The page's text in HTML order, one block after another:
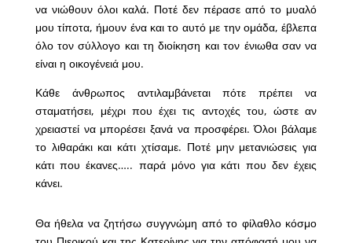
να νιώθουν όλοι καλά. Ποτέ δεν πέρασε από το μυαλό
μου τίποτα, ήμουν ένα και το αυτό με την ομάδα, έβλεπα
όλο τον σύλλογο και τη διοίκηση και τον ένιωθα σαν να
είναι η οικογένειά μου.
Κάθε άνθρωπος αντιλαμβάνεται πότε πρέπει να
σταματήσει, μέχρι που έχει τις αντοχές του, ώστε αν
χρειαστεί να μπορέσει ξανά να προσφέρει. Όλοι βάλαμε
το λιθαράκι και κάτι χτίσαμε. Ποτέ μην μετανιώσεις για
κάτι που έκανες….. παρά μόνο για κάτι που δεν έχεις
κάνει.
Θα ήθελα να ζητήσω συγγνώμη από το φίλαθλο κόσμο